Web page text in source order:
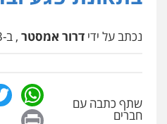
פלילי פשיעה
0549535659
פשיעה
עורכי דין
0549475678
נכתב על ידי דרור אמסטר , ב-19/02/2023 14:02
שתף כתבה עם
חברים